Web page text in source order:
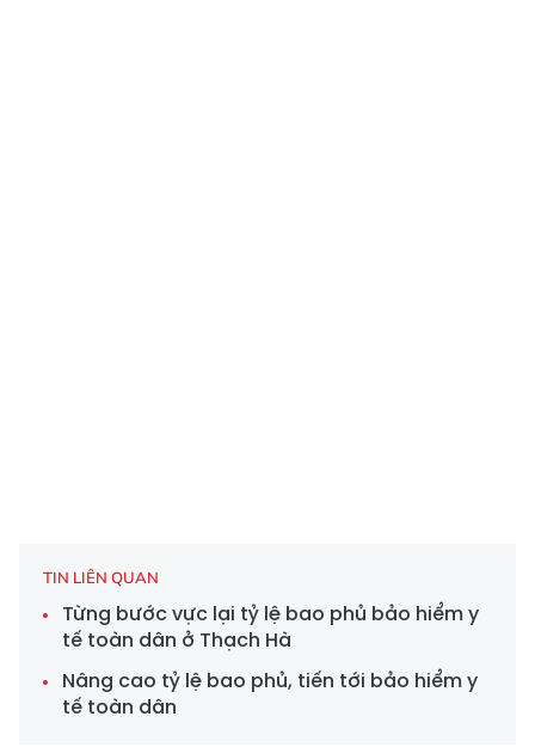
TIN LIÊN QUAN
Từng bước vực lại tỷ lệ bao phủ bảo hiểm y
tế toàn dân ở Thạch Hà
Nâng cao tỷ lệ bao phủ, tiến tới bảo hiểm y
tế toàn dân